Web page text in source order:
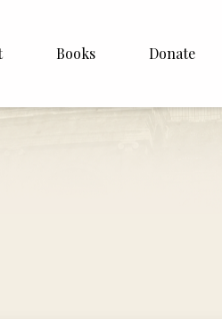
Books Donate